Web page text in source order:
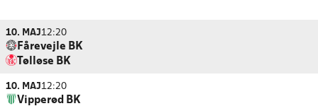
10. MAJ12:20
Fårevejle BK
Tølløse BK
10. MAJ12:20
Vipperød BK